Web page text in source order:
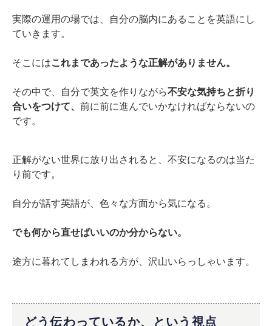
実際の運用の場では、 自分の脳内にあることを英語にし
ていきます。
そこにはこれまであったような正解がありません。
その中で、 自分で英文を作りながら不安な気持ちと折り
合いをつけて、 前に前に進んでいかなければならないの
です。
正解がない世界に放り出されると、 不安になるのは当た
り前です。
自分が話す英語が、 色々な方面から気になる。
でも何から直せばいいのか分からない。
途方に暮れてしまわれる方が、 沢山いらっしゃいます。
どう伝わっているか、という視点